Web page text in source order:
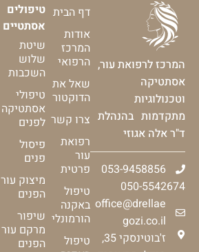
המרכז לרפואת עור,
אסתטיקה
וטכנולוגיות
מתקדמות בהנהלת
ד"ר אלה אגוזי
053-9458856
050-5542674
office@drellae
gozi.co.il
ז'בוטינסקי 35,
דף הבית
אודות
המרכז
הרפואי
שאל את
הדוקטור
צרו קשר
רפואת
עור
פרטית
טיפול
באקנה
הורמונלי
טיפול
טיפולים
אסתטיים
שיטת
שלוש
השכבות
טיפולי
אסתטיקה
לפנים
פיסול
פנים
מיצוק עור
הפנים
שיפור
מרקם עור
הפנים